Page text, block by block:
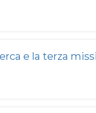
e la terza